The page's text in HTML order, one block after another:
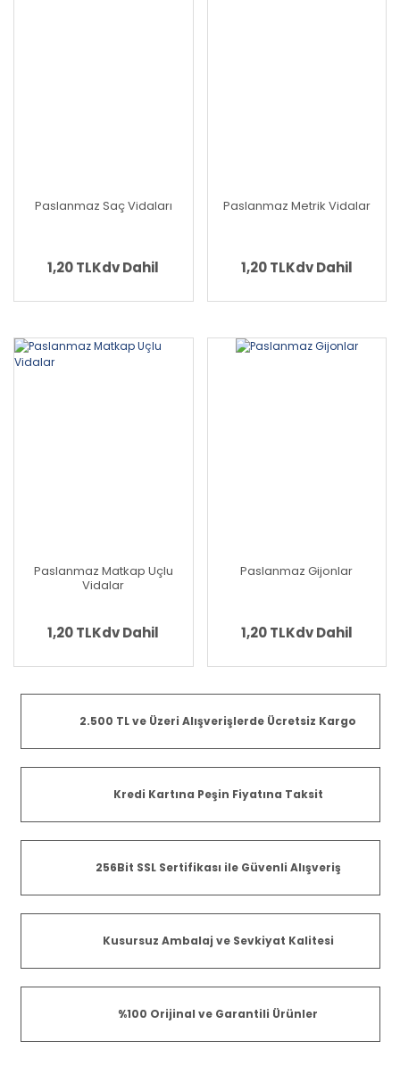
Paslanmaz Saç Vidaları
1,20 TLKdv Dahil
Paslanmaz Metrik Vidalar
1,20 TLKdv Dahil
Paslanmaz Matkap Uçlu
Vidalar
1,20 TLKdv Dahil
Paslanmaz Gijonlar
1,20 TLKdv Dahil
2.500 TL ve Üzeri Alışverişlerde Ücretsiz Kargo
Kredi Kartına Peşin Fiyatına Taksit
256Bit SSL Sertifikası ile Güvenli Alışveriş
Kusursuz Ambalaj ve Sevkiyat Kalitesi
%100 Orijinal ve Garantili Ürünler